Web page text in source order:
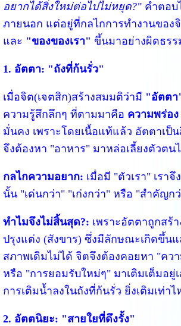
อยากได้สิ่งใหม่ต่อไปไม่หยุด?"คำตอบ
ภายนอก แต่อยู่ที่กลไกการทำงานของ
และ "ของของเรา" ขึ้นมาอย่างผิดธร
1. อัตตา: "ถังที่ก้นรั่ว"
เมื่อจิต(เจตสิก)สร้างสมมติว่ามี "อัตตา
ความรู้สึกลึกๆ ที่ตามมาคือ ความพร่อง
มั่นคง เพราะโดยเนื้อแท้แล้ว อัตตาเป็
จึงต้องหา "อาหาร" มาหล่อเลี้ยงตัวตน
กลไกความอยาก: เมื่อมี "ตัวเรา" เราจึ
นั้น "เด่นกว่า" "เก่งกว่า" หรือ "สำคัญก
ทำไมจึงไม่สิ้นสุด?: เพราะอัตตาถูกสร้
ปรุงแต่ง (สังขาร) ซึ่งมีลักษณะเกิดขึ้น
สภาพเดิมไม่ได้ จิตจึงต้องคอยหา "คว
หรือ "การยอมรับใหม่ๆ" มาเติมเต็มอยู่
การเติมน้ำลงในถังที่ก้นรั่ว ยิ่งเติมเท่าไ
2. อัตตนิยะ: "สายใยที่ดึงรั้ง"